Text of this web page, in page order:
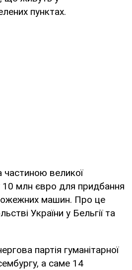
пунктах.
великої
10 млн євро для придбання
машин. Про це
України у Бельгії та
партія гуманітарної
а саме 14